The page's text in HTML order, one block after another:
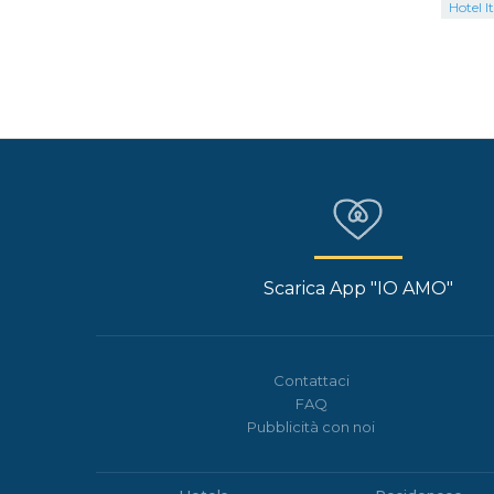
Hotel
Scarica App "IO AMO"
Contattaci
FAQ
Pubblicità con noi